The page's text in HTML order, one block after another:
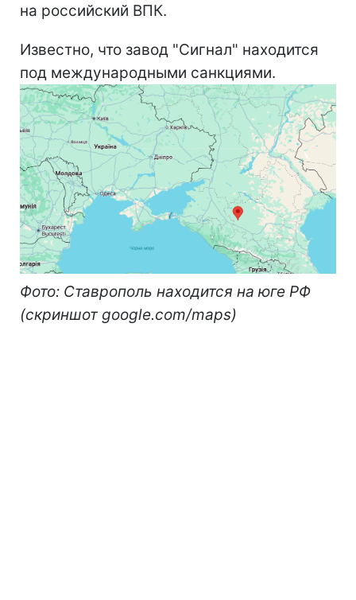
на российский ВПК.
Известно, что завод "Сигнал" находится
под международными санкциями.
Фото: Ставрополь находится на юге РФ
(скриншот google.com/maps)